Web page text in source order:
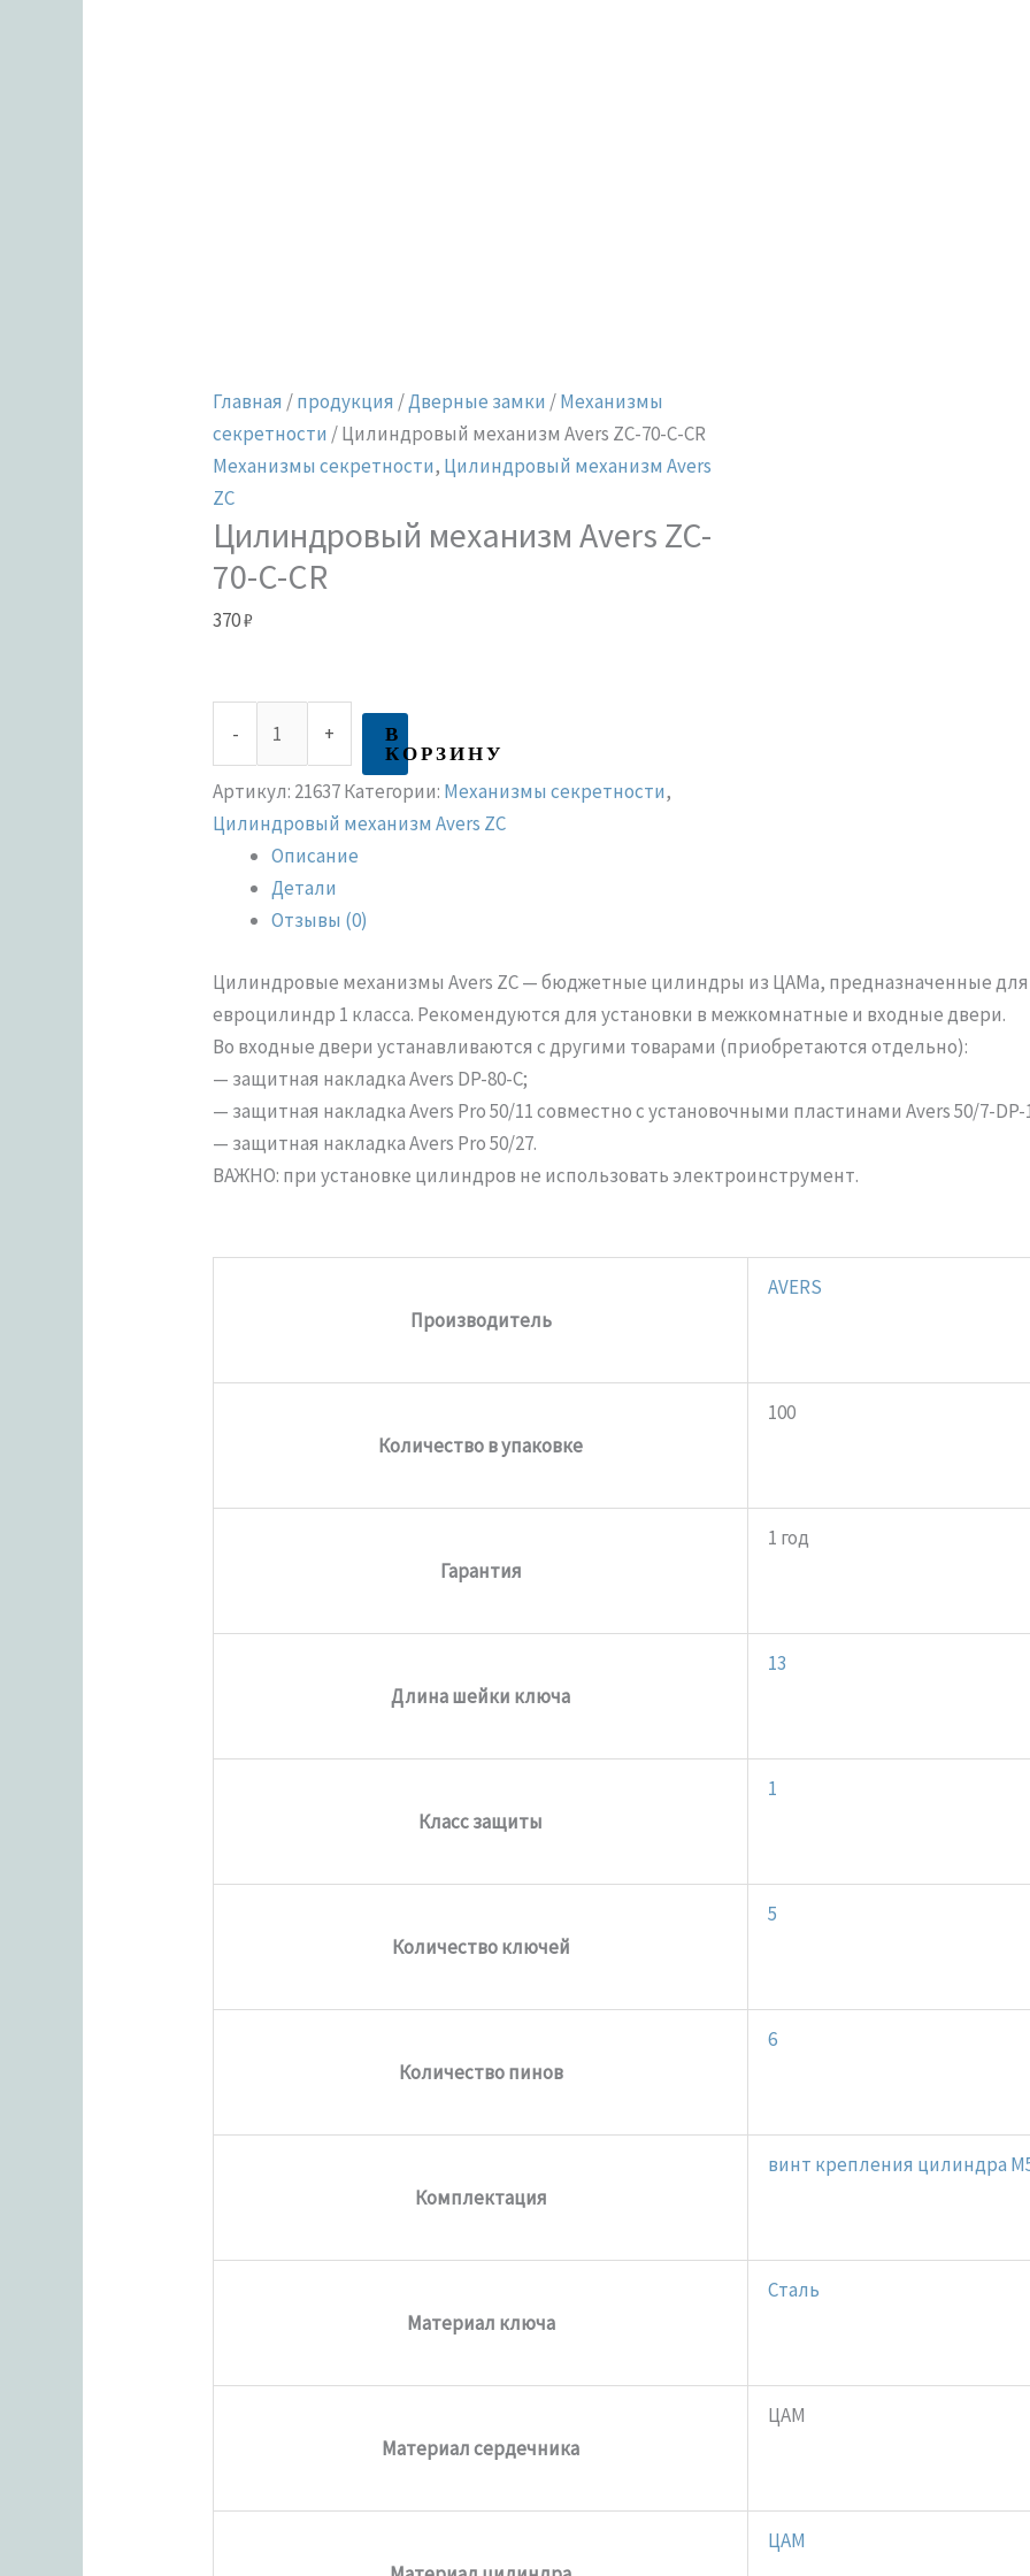
Главная /продукция /Дверные замки /Механизмы
секретности / Цилиндровый механизм Avers ZC-70-C-CR
Механизмы секретности, Цилиндровый механизм Avers
ZC
Цилиндровый механизм Avers ZC-
70-C-CR
370₽
- + В
КОРЗИНУ
Артикул: 21637Категории: Механизмы секретности,
Цилиндровый механизм Avers ZC
Описание
Детали
Отзывы (0)
Цилиндровые механизмы Avers ZC — бюджетные цилиндры из ЦАМа, предназначенные
евроцилиндр 1 класса. Рекомендуются для установки в межкомнатные и входные двери.
Во входные двери устанавливаются с другими товарами (приобретаются отдельно):
— защитная накладка Avers DP-80-C;
— защитная накладка Avers Pro 50/11 совместно с установочными пластинами Avers 50/7-DP-
— защитная накладка Avers Pro 50/27.
ВАЖНО: при установке цилиндров не использовать электроинструмент.
Производитель
AVERS
Количество в упаковке
100
Гарантия
1 год
Длина шейки ключа
13
Класс защиты
1
Количество ключей
5
Количество пинов
6
Комплектация
винт крепления цилиндра
Материал ключа
Сталь
Материал сердечника
ЦАМ
ЦАМ